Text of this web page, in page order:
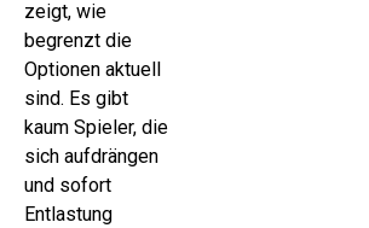
zeigt, wie
begrenzt die
Optionen aktuell
sind. Es gibt
kaum Spieler, die
sich aufdrängen
und sofort
Entlastung